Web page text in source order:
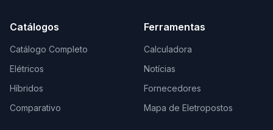
Catálogos
Catálogo Completo
Elétricos
Híbridos
Comparativo
Ferramentas
Calculadora
Notícias
Fornecedores
Mapa de Eletropostos